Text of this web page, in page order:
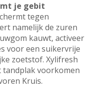
je gebit
tegen
namelijk de zuren
kauwt, activeer
voor een suikervrije
zoetstof. Xylifresh
tandplak voorkomen
Kruis.